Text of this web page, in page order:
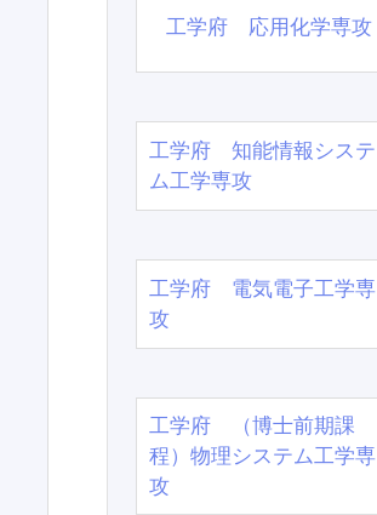
工学府 応用化学専攻
工学府 知能情報システ
ム工学専攻
工学府 電気電子工学専
攻
工学府 （博士前期課
程）物理システム工学専
攻